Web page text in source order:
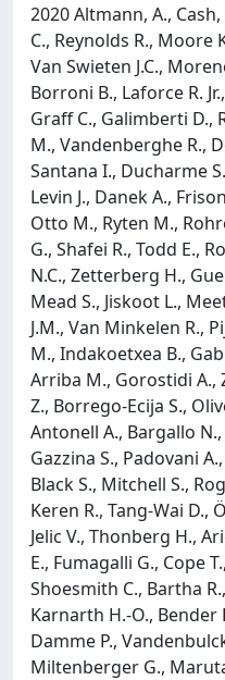
2020 Altmann, A.,
C., Reynolds R., Moore
Van Swieten J.C.,
Borroni B., Laforce R.
Graff C., Galimberti D.,
M., Vandenberghe R.,
Santana I., Ducharme
Levin J., Danek A.,
Otto M., Ryten M.,
G., Shafei R., Todd E.,
N.C., Zetterberg H.,
Mead S., Jiskoot L.,
J.M., Van Minkelen R.,
M., Indakoetxea B.,
Arriba M., Gorostidi A.,
Z., Borrego-Ecija S.,
Antonell A., Bargallo
Gazzina S., Padovani
Black S., Mitchell S.,
Keren R., Tang-Wai D.,
Jelic V., Thonberg H.,
E., Fumagalli G., Cope
Shoesmith C., Bartha
Karnarth H.-O., Bender
Damme P.,
Miltenberger G.,